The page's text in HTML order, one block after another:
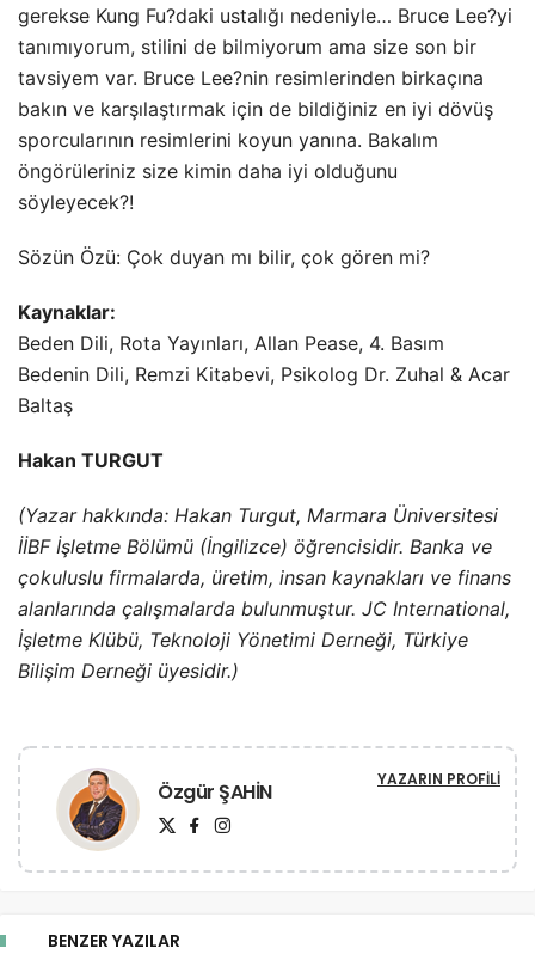
gerekse Kung Fu?daki ustalığı nedeniyle… Bruce Lee?yi
tanımıyorum, stilini de bilmiyorum ama size son bir
tavsiyem var. Bruce Lee?nin resimlerinden birkaçına
bakın ve karşılaştırmak için de bildiğiniz en iyi dövüş
sporcularının resimlerini koyun yanına. Bakalım
öngörüleriniz size kimin daha iyi olduğunu
söyleyecek?!
Sözün Özü: Çok duyan mı bilir, çok gören mi?
Kaynaklar:
Beden Dili, Rota Yayınları, Allan Pease, 4. Basım
Bedenin Dili, Remzi Kitabevi, Psikolog Dr. Zuhal & Acar
Baltaş
Hakan TURGUT
(Yazar hakkında: Hakan Turgut, Marmara Üniversitesi
İİBF İşletme Bölümü (İngilizce) öğrencisidir. Banka ve
çokuluslu firmalarda, üretim, insan kaynakları ve finans
alanlarında çalışmalarda bulunmuştur. JC International,
İşletme Klübü, Teknoloji Yönetimi Derneği, Türkiye
Bilişim Derneği üyesidir.)
Özgür ŞAHİN YAZARIN PROFILI
BENZER YAZILAR